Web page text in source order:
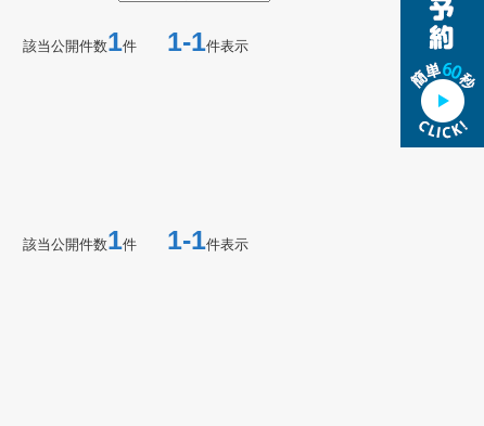
該当公開件数1件 1-1件表示
該当公開件数1件 1-1件表示